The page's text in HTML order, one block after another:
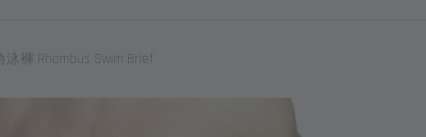
泳褲 Rhombus Swim Brief